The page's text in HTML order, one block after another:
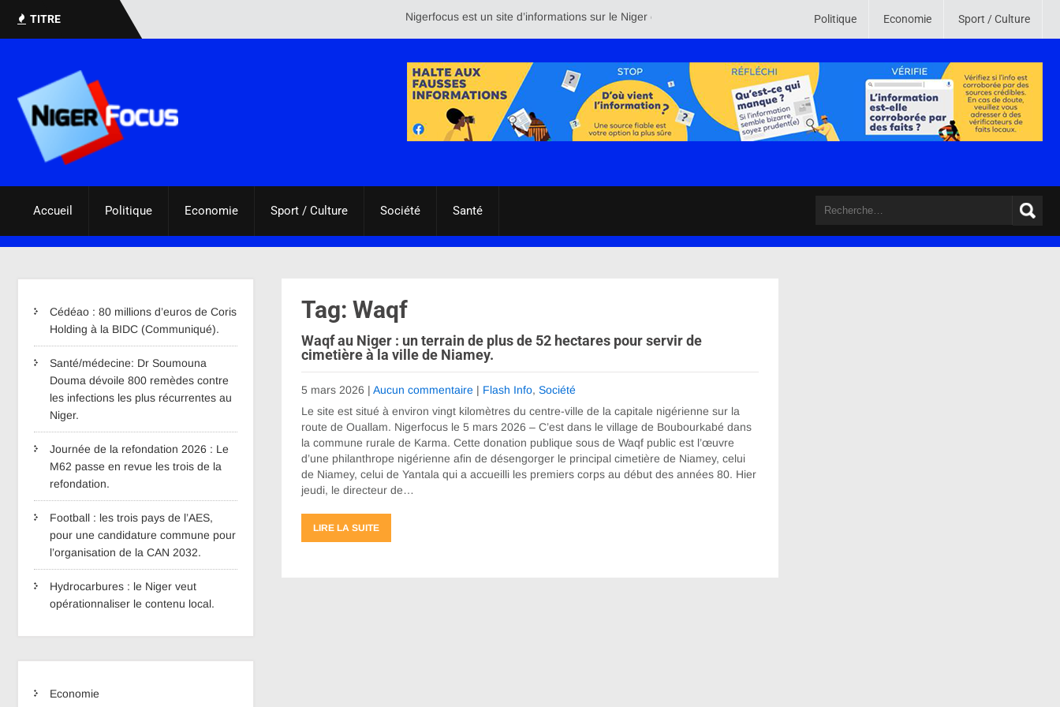
TITRE Nigerfocus est un site d’informations sur le Niger et le reste du monde. Son credo est de mettre en ligne des informations crédibles ,
Politique Economie Sport / Culture
Accueil Politique Economie Sport / Culture Société Santé
Cédéao : 80 millions d’euros de Coris
Holding à la BIDC (Communiqué).
Santé/médecine: Dr Soumouna
Douma dévoile 800 remèdes contre
les infections les plus récurrentes au
Niger.
Journée de la refondation 2026 : Le
M62 passe en revue les trois de la
refondation.
Football : les trois pays de l’AES,
pour une candidature commune pour
l’organisation de la CAN 2032.
Hydrocarbures : le Niger veut
opérationnaliser le contenu local.
Economie
Tag: Waqf
Waqf au Niger : un terrain de plus de 52 hectares pour servir de
cimetière à la ville de Niamey.
5 mars 2026 | Aucun commentaire | Flash Info, Société
Le site est situé à environ vingt kilomètres du centre-ville de la capitale nigérienne sur la
route de Ouallam. Nigerfocus le 5 mars 2026 – C’est dans le village de Boubourkabé dans
la commune rurale de Karma. Cette donation publique sous de Waqf public est l’œuvre
d’une philanthrope nigérienne afin de désengorger le principal cimetière de Niamey, celui
de Niamey, celui de Yantala qui a accueilli les premiers corps au début des années 80. Hier
jeudi, le directeur de…
LIRE LA SUITE